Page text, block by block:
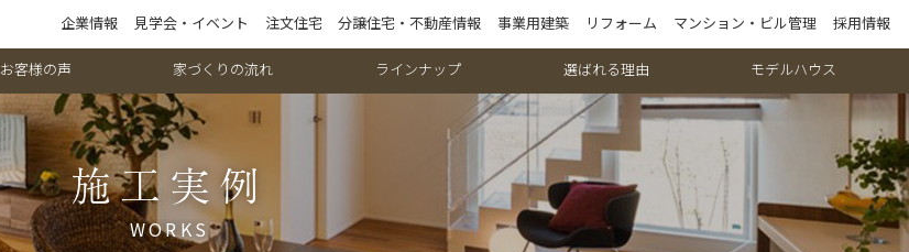
企業情報 見学会・イベント 注文住宅 分譲住宅・不動産情報 事業用建築 リフォーム マンション・ビル管理 採用情報
お客様の声 家づくりの流れ ラインナップ 選ばれる理由 モデルハウス
施工実例
WORKS